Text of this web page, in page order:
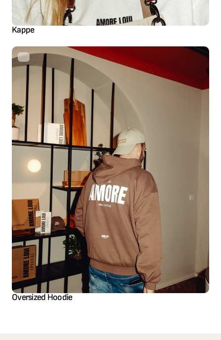
Kappe
Oversized Hoodie